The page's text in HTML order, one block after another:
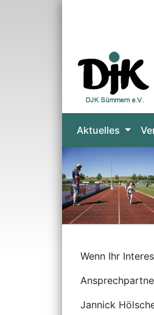
Aktuelles
Wenn Ihr
Jannick